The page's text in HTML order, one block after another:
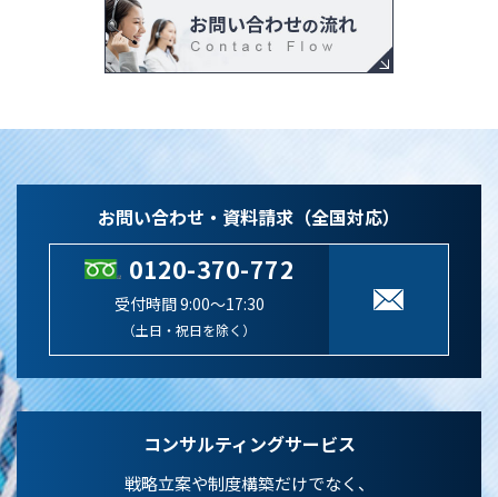
お問い合わせ・資料請求（全国対応）
0120-370-772
受付時間 9:00～17:30
（土日・祝日を除く）
コンサルティングサービス
戦略立案や制度構築だけでなく、